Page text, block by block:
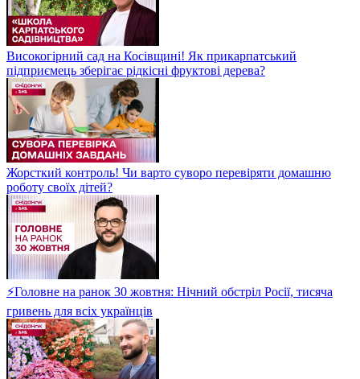
Високогірний сад на Косівщині! Як прикарпатський
підприємець зберігає рідкісні фруктові дерева?
Жорсткий контроль! Чи варто суворо перевіряти домашню
роботу своїх дітей?
⚡Головне на ранок 30 жовтня: Нічний обстріл Росії, тисяча
гривень для всіх українців